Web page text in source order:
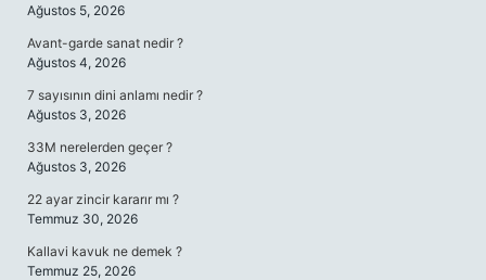
Ağustos 5, 2026
Avant-garde sanat nedir ?
Ağustos 4, 2026
7 sayısının dini anlamı nedir ?
Ağustos 3, 2026
33M nerelerden geçer ?
Ağustos 3, 2026
22 ayar zincir kararır mı ?
Temmuz 30, 2026
Kallavi kavuk ne demek ?
Temmuz 25, 2026